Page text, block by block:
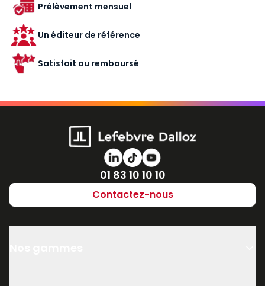
Prélèvement mensuel
Un éditeur de référence
Satisfait ou remboursé
Numéro de téléphone
01 83 10 10 10
Contactez-nous